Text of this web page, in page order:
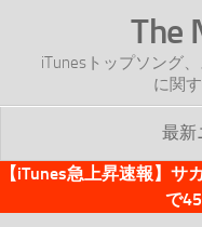
The
iTunesトップソング
に関
最
TOP
【iTunes急上昇速報】
で